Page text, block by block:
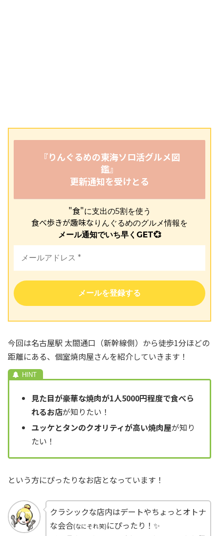
『りんぐるめの東海ソロ活グルメ図
鑑』
更新通知を受けとる
"食"に支出の5割を使う
食べ歩きが趣味な りんぐるめのグルメ情報を
メール通知でいち早くGET💞
今回は名古屋駅 太閤通口（新幹線側）から徒歩1分ほどの
距離にある、個室焼肉屋さんを紹介していきます！
見た目が豪華な焼肉が1人5000円程度で食べら
れるお店が知りたい！
ユッケとタンのクオリティが高い焼肉屋が知り
たい！
という方にぴったりなお店となっています！
クラシックな店内はデートやちょっとオトナ
な会合(なにそれ笑)にぴったり！✨